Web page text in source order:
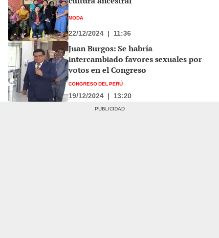
MODA
22/12/2024 | 11:36
Juan Burgos: Se habría
intercambiado favores sexuales por
votos en el Congreso
CONGRESO DEL PERÚ
19/12/2024 | 13:20